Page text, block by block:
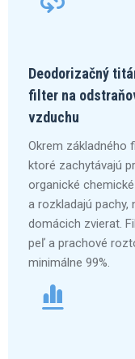
Deodorizačný
filter na
vzduchu
Okrem základného
ktoré zachytávajú
organické
a rozkladajú pachy,
domácich zvierat.
peľ a prachové
minimálne 99%.